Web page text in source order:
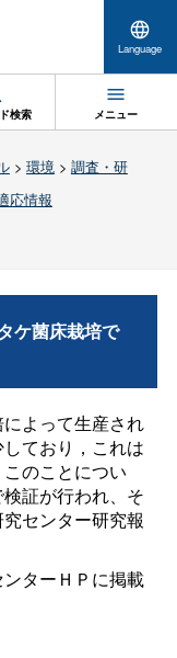
Language
検索 メニュー
> 環境> 調査・研
応情報
ケ菌床栽培で
よって生産され
ており，これは
のことについ
証が行われ、そ
センター研究報
ターＨＰに掲載